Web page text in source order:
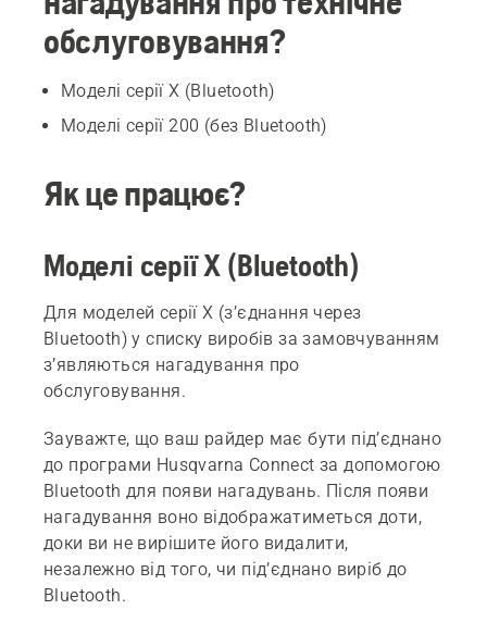
обслуговування?
Моделі серії X (Bluetooth)
Моделі серії 200 (без Bluetooth)
Як це працює?
Моделі серії X (Bluetooth)
Для моделей серії Х (з’єднання через
Bluetooth) у списку виробів за замовчуванням
з’являються нагадування про
обслуговування.
Зауважте, що ваш райдер має бути під’єднано
до програми Husqvarna Connect за допомогою
Bluetooth для появи нагадувань. Після появи
нагадування воно відображатиметься доти,
доки ви не вирішите його видалити,
незалежно від того, чи під’єднано виріб до
Bluetooth.